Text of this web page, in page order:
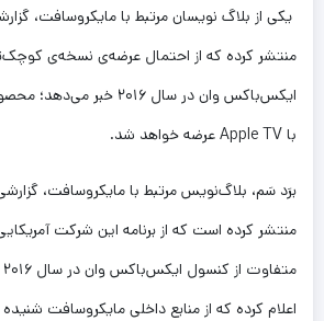
منتشر کرده که از احتمال عرضه‌ی نسخه‌ی
ایکس‌باکس وان در سال ۲۰۱۶
با Apple TV عرضه خواهد شد.
منتشر کرده است که از برنامه این شرکت
اعلام کرده که از منابع داخلی مایکروسافت